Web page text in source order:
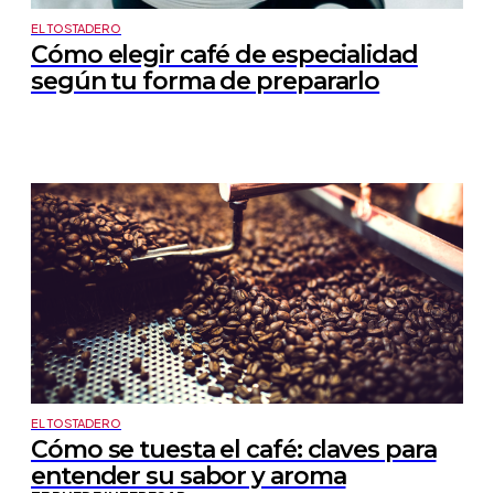
EL TOSTADERO
Cómo elegir café de especialidad
según tu forma de prepararlo
EL TOSTADERO
Cómo se tuesta el café: claves para
entender su sabor y aroma